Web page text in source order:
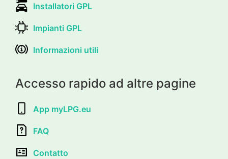
Installatori GPL
Impianti GPL
Informazioni utili
Accesso rapido ad altre pagine
App myLPG.eu
FAQ
Contatto